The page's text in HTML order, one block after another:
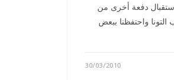
دفعة أخرى من
واحتفظنا ببعض
30/03/2010